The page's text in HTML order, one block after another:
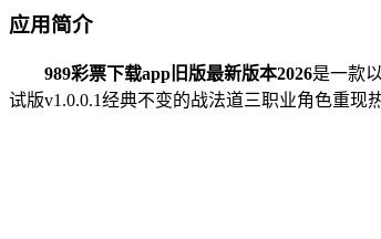
应用简介
989彩票下载app旧版最新版本2026是一款
试版v1.0.0.1经典不变的战法道三职业角色重现